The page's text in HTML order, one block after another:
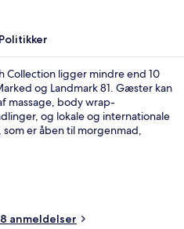
Politikker
Collection ligger mindre end 10
og Landmark 81. Gæster kan
massage, body wrap-
og lokale og internationale
er åben til morgenmad,
højdepunkter på dette hotel
kun godt at sige om stedets
ligger kun en kort gåtur
8 minutter væk og Van Thanh
derfra.
anmeldelser